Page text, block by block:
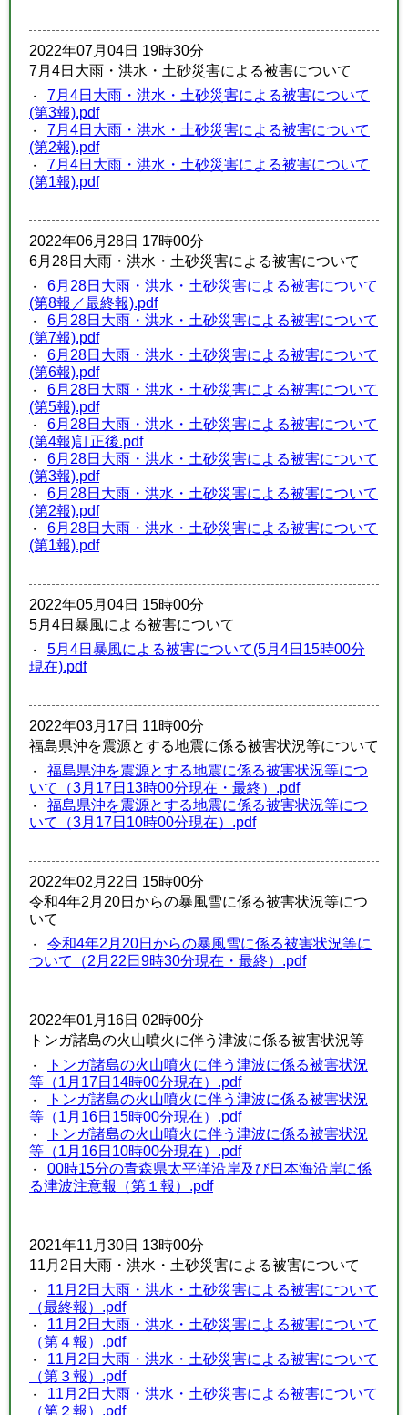
2022年07月04日 19時30分
7月4日大雨・洪水・土砂災害による被害について
7月4日大雨・洪水・土砂災害による被害について
(第3報).pdf
7月4日大雨・洪水・土砂災害による被害について
(第2報).pdf
7月4日大雨・洪水・土砂災害による被害について
(第1報).pdf
2022年06月28日 17時00分
6月28日大雨・洪水・土砂災害による被害について
6月28日大雨・洪水・土砂災害による被害について
(第8報／最終報).pdf
6月28日大雨・洪水・土砂災害による被害について
(第7報).pdf
6月28日大雨・洪水・土砂災害による被害について
(第6報).pdf
6月28日大雨・洪水・土砂災害による被害について
(第5報).pdf
6月28日大雨・洪水・土砂災害による被害について
(第4報)訂正後.pdf
6月28日大雨・洪水・土砂災害による被害について
(第3報).pdf
6月28日大雨・洪水・土砂災害による被害について
(第2報).pdf
6月28日大雨・洪水・土砂災害による被害について
(第1報).pdf
2022年05月04日 15時00分
5月4日暴風による被害について
5月4日暴風による被害について(5月4日15時00分
現在).pdf
2022年03月17日 11時00分
福島県沖を震源とする地震に係る被害状況等について
福島県沖を震源とする地震に係る被害状況等につ
いて（3月17日13時00分現在・最終）.pdf
福島県沖を震源とする地震に係る被害状況等につ
いて（3月17‎日10時00分現在）.pdf
2022年02月22日 15時00分
令和4年2月20日からの暴風雪に係る被害状況等につ
いて
令和4年2月20日からの暴風雪に係る被害状況等に
ついて（2月22日9時30分現在・最終）.pdf
2022年01月16日 02時00分
トンガ諸島の火山噴火に伴う津波に係る被害状況等
トンガ諸島の火山噴火に伴う津波に係る被害状況
等（1月17日14時00分現在）.pdf
トンガ諸島の火山噴火に伴う津波に係る被害状況
等（1月16日15時00分現在）.pdf
トンガ諸島の火山噴火に伴う津波に係る被害状況
等（1月16日10時00分現在）.pdf
00時15分の青森県太平洋沿岸及び日本海沿岸に係
る津波注意報（第１報）.pdf
2021年11月30日 13時00分
11月2日大雨・洪水・土砂災害による被害について
11月2日大雨・洪水・土砂災害による被害について
（最終報）.pdf
11月2日大雨・洪水・土砂災害による被害について
（第４報）.pdf
11月2日大雨・洪水・土砂災害による被害について
（第３報）.pdf
11月2日大雨・洪水・土砂災害による被害について
（第２報）.pdf